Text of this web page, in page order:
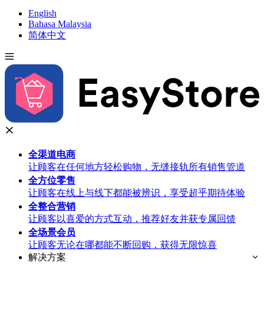
English
Bahasa Malaysia
简体中文
全渠道电商
让顾客在任何地方轻松购物，无缝接轨所有销售管道
全方位零售
让顾客在线上与线下都能被辨识，享受超乎期待体验
全整合营销
让顾客以喜爱的方式互动，推荐好友并获专属回馈
全场景会员
让顾客无论在哪都能不断回购，获得无限惊喜
解决方案